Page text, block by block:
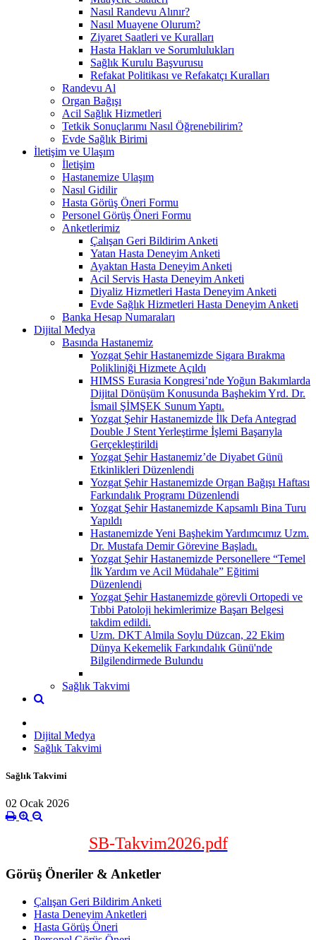
Nasıl Randevu Alınır?
Nasıl Muayene Olurum?
Ziyaret Saatleri ve Kuralları
Hasta Hakları ve Sorumlulukları
Sağlık Kurulu Başvurusu
Refakat Politikası ve Refakatçı Kuralları
Randevu Al
Organ Bağışı
Acil Sağlık Hizmetleri
Tetkik Sonuçlarımı Nasıl Öğrenebilirim?
Evde Sağlık Birimi
İletişim ve Ulaşım
İletişim
Hastanemize Ulaşım
Nasıl Gidilir
Hasta Görüş Öneri Formu
Personel Görüş Öneri Formu
Anketlerimiz
Çalışan Geri Bildirim Anketi
Yatan Hasta Deneyim Anketi
Ayaktan Hasta Deneyim Anketi
Acil Servis Hasta Deneyim Anketi
Diyaliz Hizmetleri Hasta Deneyim Anketi
Evde Sağlık Hizmetleri Hasta Deneyim Anketi
Banka Hesap Numaraları
Dijital Medya
Basında Hastanemiz
Yozgat Şehir Hastanemizde Sigara Bırakma
Polikliniği Hizmete Açıldı
HIMSS Eurasia Kongresi’nde Yoğun Bakımlarda
Dijital Dönüşüm Konusunda Başhekim Yrd. Dr.
İsmail ŞİMŞEK Sunum Yaptı.
Yozgat Şehir Hastanemizde İlk Defa Antegrad
Double J Stent Yerleştirme İşlemi Başarıyla
Gerçekleştirildi
Yozgat Şehir Hastanemiz’de Diyabet Günü
Etkinlikleri Düzenlendi
Yozgat Şehir Hastanemizde Organ Bağışı Haftası
Farkındalık Programı Düzenlendi
Yozgat Şehir Hastanemizde Kapsamlı Bina Turu
Yapıldı
Hastanemizde Yeni Başhekim Yardımcımız Uzm.
Dr. Mustafa Demir Görevine Başladı.
Yozgat Şehir Hastanemizde Personellere “Temel
İlk Yardım ve Acil Müdahale” Eğitimi
Düzenlendi
Yozgat Şehir Hastanemizde görevli Ortopedi ve
Tıbbi Patoloji hekimlerimize Başarı Belgesi
takdim edildi.
Uzm. DKT Almila Soylu Düzcan, 22 Ekim
Dünya Kekemelik Farkındalık Günü'nde
Bilgilendirmede Bulundu
Sağlık Takvimi
Dijital Medya
Sağlık Takvimi
Sağlık Takvimi
02 Ocak 2026
SB-Takvim2026.pdf
Görüş Öneriler & Anketler
Çalışan Geri Bildirim Anketi
Hasta Deneyim Anketleri
Hasta Görüş Öneri